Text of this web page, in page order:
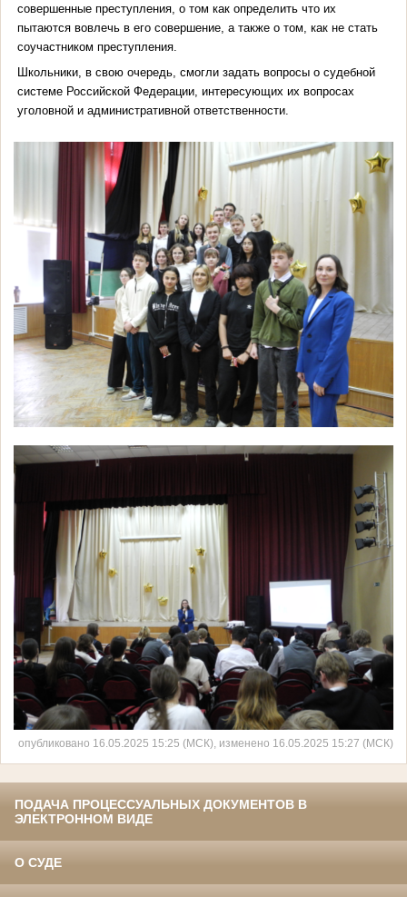
совершенные преступления, о том как определить что их
пытаются вовлечь в его совершение, а также о том, как не стать
соучастником преступления.
Школьники, в свою очередь, смогли задать вопросы о судебной
системе Российской Федерации, интересующих их вопросах
уголовной и административной ответственности.
опубликовано 16.05.2025 15:25 (МСК), изменено 16.05.2025 15:27 (МСК)
ПОДАЧА ПРОЦЕССУАЛЬНЫХ ДОКУМЕНТОВ В
ЭЛЕКТРОННОМ ВИДЕ
О СУДЕ